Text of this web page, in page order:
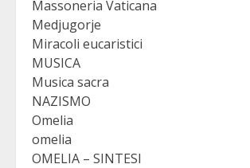
Massoneria Vaticana
Medjugorje
Miracoli eucaristici
MUSICA
Musica sacra
NAZISMO
Omelia
omelia
OMELIA – SINTESI